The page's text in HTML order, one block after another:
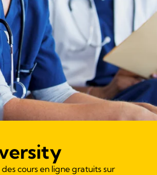
cours en ligne gratuits sur